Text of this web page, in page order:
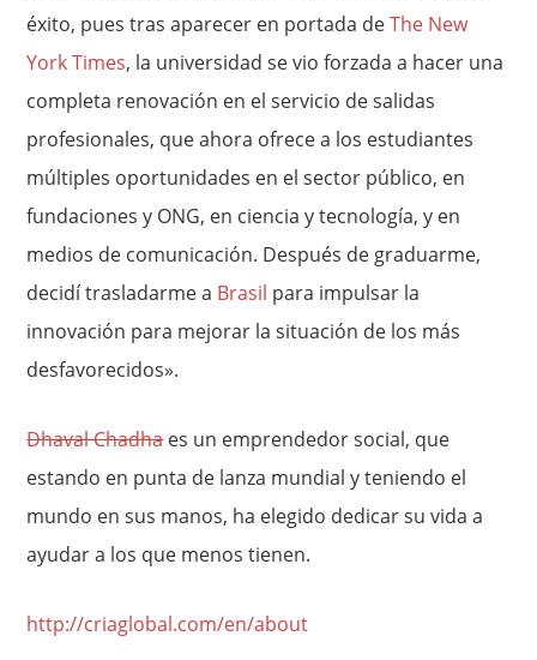
éxito, pues tras aparecer en portada deThe New
York Times, la universidad se vio forzada a hacer una
completa renovación en el servicio de salidas
profesionales, que ahora ofrece a los estudiantes
múltiples oportunidades en el sector público, en
fundaciones y ONG, en ciencia y tecnología, y en
medios de comunicación. Después de graduarme,
decidí trasladarme a Brasil para impulsar la
innovación para mejorar la situación de los más
desfavorecidos».
Dhaval Chadhaes un emprendedor social, que
estando en punta de lanza mundial y teniendo el
mundo en sus manos, ha elegido dedicar su vida a
ayudar a los que menos tienen.
http://criaglobal.com/en/about